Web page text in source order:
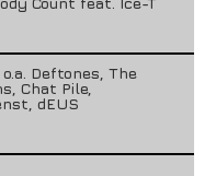
Deftones, The
Chat Pile,
dEUS